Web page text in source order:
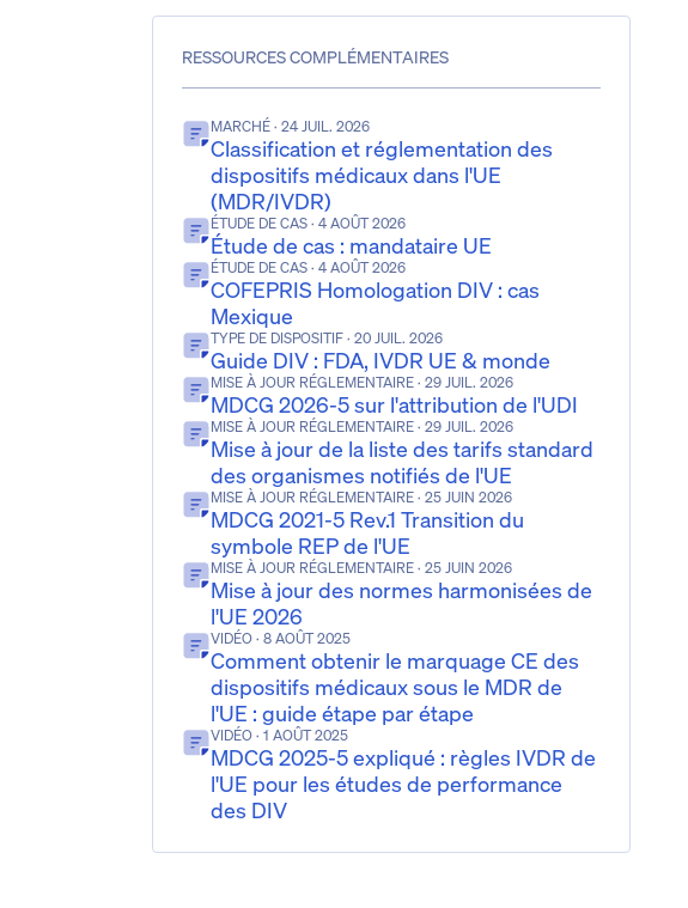
RESSOURCES COMPLÉMENTAIRES
MARCHÉ · 24 JUIL. 2026
Classification et réglementation des
dispositifs médicaux dans l'UE
(MDR/IVDR)
ÉTUDE DE CAS · 4 AOÛT 2026
Étude de cas : mandataire UE
ÉTUDE DE CAS · 4 AOÛT 2026
COFEPRIS Homologation DIV : cas
Mexique
TYPE DE DISPOSITIF · 20 JUIL. 2026
Guide DIV : FDA, IVDR UE & monde
MISE À JOUR RÉGLEMENTAIRE · 29 JUIL. 2026
MDCG 2026-5 sur l'attribution de l'UDI
MISE À JOUR RÉGLEMENTAIRE · 29 JUIL. 2026
Mise à jour de la liste des tarifs standard
des organismes notifiés de l'UE
MISE À JOUR RÉGLEMENTAIRE · 25 JUIN 2026
MDCG 2021-5 Rev.1 Transition du
symbole REP de l'UE
MISE À JOUR RÉGLEMENTAIRE · 25 JUIN 2026
Mise à jour des normes harmonisées de
l'UE 2026
VIDÉO · 8 AOÛT 2025
Comment obtenir le marquage CE des
dispositifs médicaux sous le MDR de
l'UE : guide étape par étape
VIDÉO · 1 AOÛT 2025
MDCG 2025-5 expliqué : règles IVDR de
l'UE pour les études de performance
des DIV